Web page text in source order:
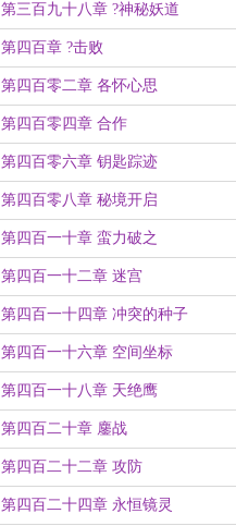
第三百九十八章 ?神秘妖道
第四百章 ?击败
第四百零二章 各怀心思
第四百零四章 合作
第四百零六章 钥匙踪迹
第四百零八章 秘境开启
第四百一十章 蛮力破之
第四百一十二章 迷宫
第四百一十四章 冲突的种子
第四百一十六章 空间坐标
第四百一十八章 天绝鹰
第四百二十章 鏖战
第四百二十二章 攻防
第四百二十四章 永恒镜灵